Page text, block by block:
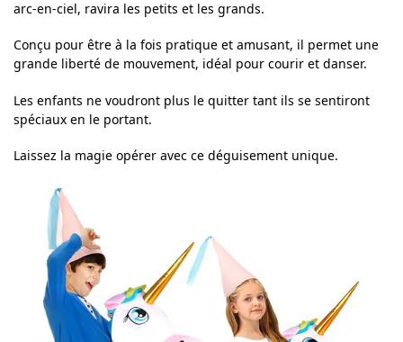
arc-en-ciel, ravira les petits et les grands.
Conçu pour être à la fois pratique et amusant, il permet une
grande liberté de mouvement, idéal pour courir et danser.
Les enfants ne voudront plus le quitter tant ils se sentiront
spéciaux en le portant.
Laissez la magie opérer avec ce déguisement unique.